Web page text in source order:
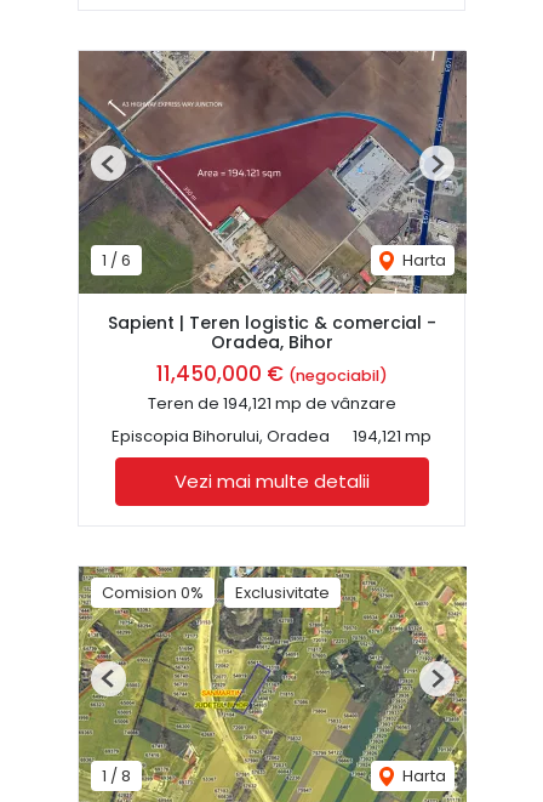
1 / 6 Harta
Previous Next
Sapient | Teren logistic & comercial -
Oradea, Bihor
11,450,000 € (negociabil)
Teren de 194,121 mp de vânzare
Episcopia Bihorului, Oradea
194,121 mp
Vezi mai multe detalii
Comision 0% Exclusivitate
1 /8 Harta
Previous Next